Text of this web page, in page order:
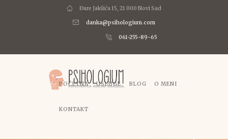
Đure Jakšića 15, 21 000 Novi Sad
danka@psihologium.com
061-255-89-65
POČETNA USLUGE BLOG O MENI
KONTAKT